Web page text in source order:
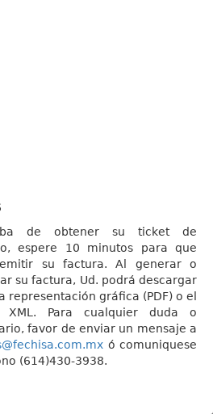
de obtener su ticket de
espere 10 minutos para que
su factura. Al generar o
su factura, Ud. podrá descargar
representación gráfica (PDF) o el
XML. Para cualquier duda o
favor de enviar un mensaje a
ó comuniquese
(614)430-3938.